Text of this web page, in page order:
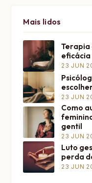
Mais lidos
Terapia
eficácia
23 JUN
23 JUN
Como
gentil
23 JUN
Luto
perda
23 JUN